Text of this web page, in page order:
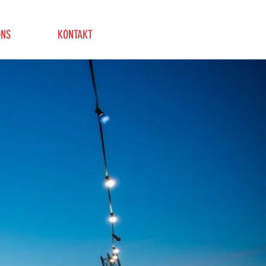
KONTAKT